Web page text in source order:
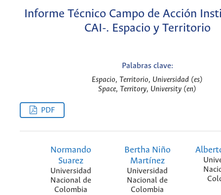
Informe Técnico Campo de Acción
CAI-. Espacio y Territorio
Palabras clave:
Espacio, Territorio, Universidad (es)
Space, Territory, University (en)
PDF
Normando
Suarez
Universidad
Nacional de
Colombia
Bertha Niño
Martínez
Universidad
Nacional de
Colombia